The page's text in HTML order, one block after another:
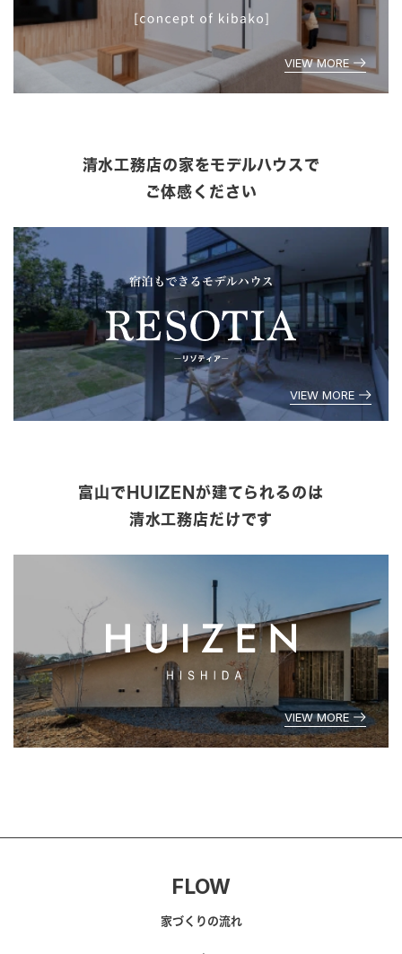
VIEW MORE
清水工務店の家をモデルハウスで
ご体感ください
VIEW MORE
富山でHUIZENが建てられるのは
清水工務店だけです
VIEW MORE
FLOW
家づくりの流れ